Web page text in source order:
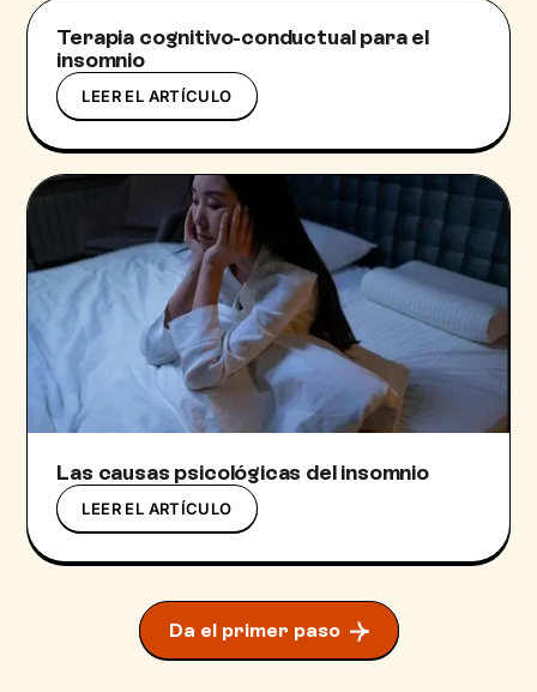
Terapia cognitivo-conductual para el
insomnio
LEER EL ARTÍCULO
Las causas psicológicas del insomnio
LEER EL ARTÍCULO
Da el primer paso